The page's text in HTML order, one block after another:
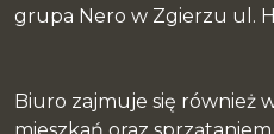
grupa Nero w Zgierzu ul.
Biuro zajmuje się również